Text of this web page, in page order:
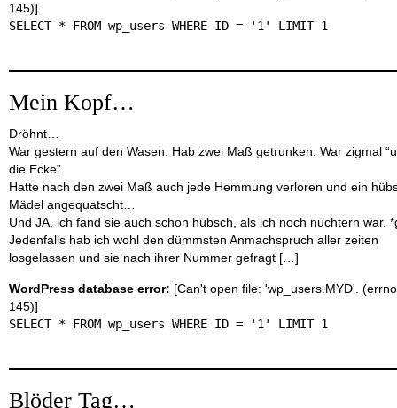
145)]
SELECT * FROM wp_users WHERE ID = '1' LIMIT 1
Mein Kopf…
Dröhnt…
War gestern auf den Wasen. Hab zwei Maß getrunken. War zigmal
die Ecke”.
Hatte nach den zwei Maß auch jede Hemmung verloren und ein
Mädel angequatscht…
Und JA, ich fand sie auch schon hübsch, als ich noch nüchtern war.
Jedenfalls hab ich wohl den dümmsten Anmachspruch aller zeiten
losgelassen und sie nach ihrer Nummer gefragt […]
WordPress database error: [Can't open file: 'wp_users.MYD'.
145)]
SELECT * FROM wp_users WHERE ID = '1' LIMIT 1
Blöder Tag…